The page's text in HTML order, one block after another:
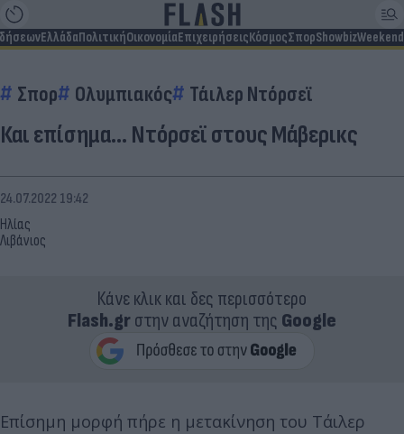
ΕλλάδαΠολιτικήΟικονομίαΕπιχειρήσειςΚόσμοςΣπορShowbizWeekend
Σπορ Ολυμπιακός Τάιλερ Ντόρσεϊ
Και επίσημα… Ντόρσεϊ στους Μάβερικς
Ηλίας
Λιβάνιος
24.07.2022 19:42
Κάνε κλικ και δες περισσότερο
Flash.grστην αναζήτηση της Google
Επίσημη μορφή πήρε η μετακίνηση του Τάιλερ